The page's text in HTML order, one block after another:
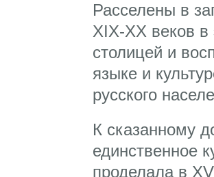
Расселены в
ХIХ-ХХ веков в
столицей и
языке и
русского
К сказанному
единственное
проделала в